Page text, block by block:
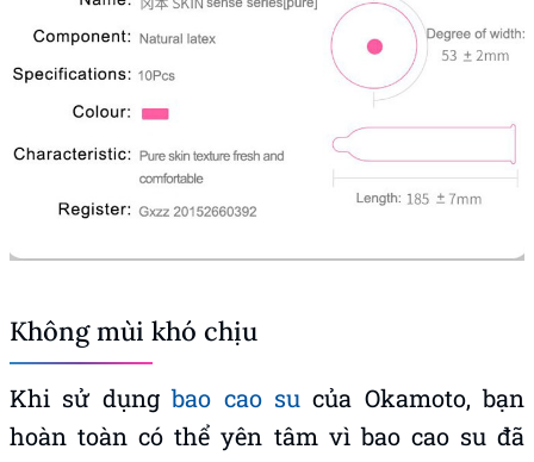
Không mùi khó chịu
Khi sử dụngbao cao sucủa Okamoto, bạn
hoàn toàn có thể yên tâm vì bao cao su đã